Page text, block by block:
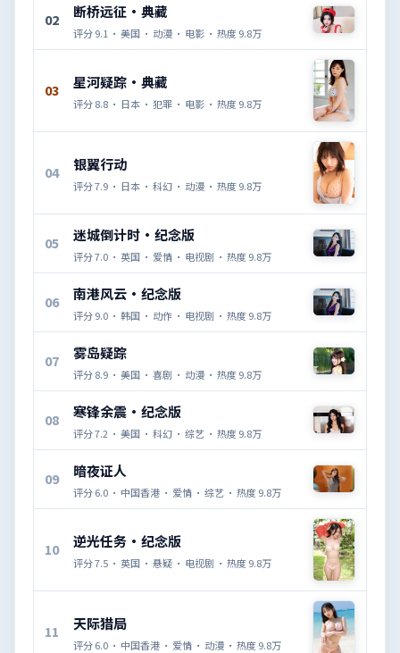
02 断桥远征·典藏
评分9.1 · 美国 · 动漫 · 电影 · 热度9.8万
03 星河疑踪·典藏
评分8.8 · 日本 · 犯罪 · 电影 · 热度9.8万
04 银翼行动
评分7.9 · 日本 · 科幻 · 动漫 · 热度9.8万
05 迷城倒计时·纪念版
评分7.0 · 英国 · 爱情 · 电视剧 · 热度9.8万
06 南港风云·纪念版
评分9.0 · 韩国 · 动作 · 电视剧 · 热度9.8万
07 雾岛疑踪
评分8.9 · 美国 · 喜剧 · 动漫 · 热度9.8万
08 寒锋余震·纪念版
评分7.2 · 美国 · 科幻 · 综艺 · 热度9.8万
09 暗夜证人
评分6.0 · 中国香港 · 爱情 · 综艺 · 热度9.8万
10 逆光任务·纪念版
评分7.5 · 英国 · 悬疑 · 电视剧 · 热度9.8万
11 天际猎局
评分6.0 · 中国香港 · 爱情 · 动漫 · 热度9.8万